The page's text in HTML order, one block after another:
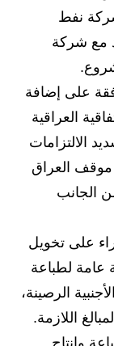
وتمكين شركة نفط
مع شركة
على إضافة
العراقية
الالتزامات
موقف العراق
الجانب
على تخويل
عامة لطباعة
الرصينة،
اللازمة.